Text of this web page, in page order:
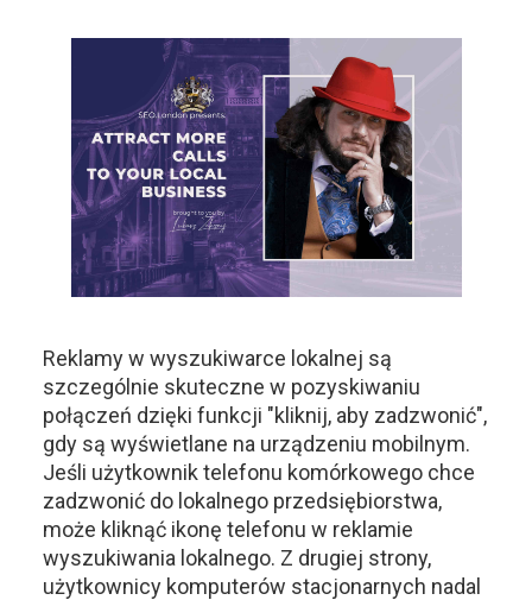
Reklamy w wyszukiwarce lokalnej są
szczególnie skuteczne w pozyskiwaniu
połączeń dzięki funkcji "kliknij, aby zadzwonić",
gdy są wyświetlane na urządzeniu mobilnym.
Jeśli użytkownik telefonu komórkowego chce
zadzwonić do lokalnego przedsiębiorstwa,
może kliknąć ikonę telefonu w reklamie
wyszukiwania lokalnego. Z drugiej strony,
użytkownicy komputerów stacjonarnych nadal